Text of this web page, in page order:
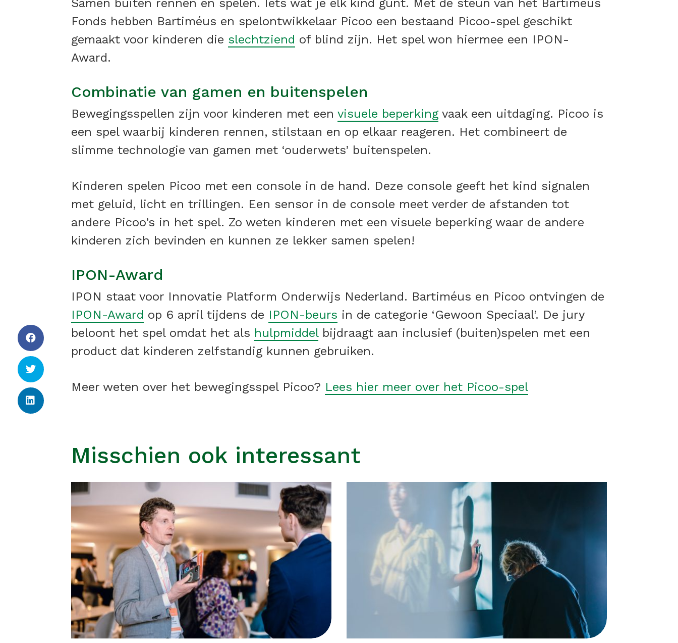
Samen buiten rennen en spelen. Iets wat je elk kind gunt. Met de steun van het Bartiméus
Fonds hebben Bartiméus en spelontwikkelaar Picoo een bestaand Picoo-spel geschikt
gemaakt voor kinderen die slechtziend of blind zijn. Het spel won hiermee een IPON-
Award.
Combinatie van gamen en buitenspelen
Bewegingsspellen zijn voor kinderen met eenvisuele beperkingvaak een uitdaging. Picoo is
een spel waarbij kinderen rennen, stilstaan en op elkaar reageren. Het combineert de
slimme technologie van gamen met ‘ouderwets’ buitenspelen.
Kinderen spelen Picoo met een console in de hand. Deze console geeft het kind signalen
met geluid, licht en trillingen. Een sensor in de console meet verder de afstanden tot
andere Picoo’s in het spel. Zo weten kinderen met een visuele beperking waar de andere
kinderen zich bevinden en kunnen ze lekker samen spelen!
IPON-Award
IPON staat voor Innovatie Platform Onderwijs Nederland. Bartiméus en Picoo ontvingen de
IPON-Award op 6 april tijdens de IPON-beurs in de categorie ‘Gewoon Speciaal’. De jury
beloont het spel omdat het als hulpmiddelbijdraagt aan inclusief (buiten)spelen met een
product dat kinderen zelfstandig kunnen gebruiken.
Meer weten over het bewegingsspel Picoo? Lees hier meer over het Picoo-spel
Misschien ook interessant